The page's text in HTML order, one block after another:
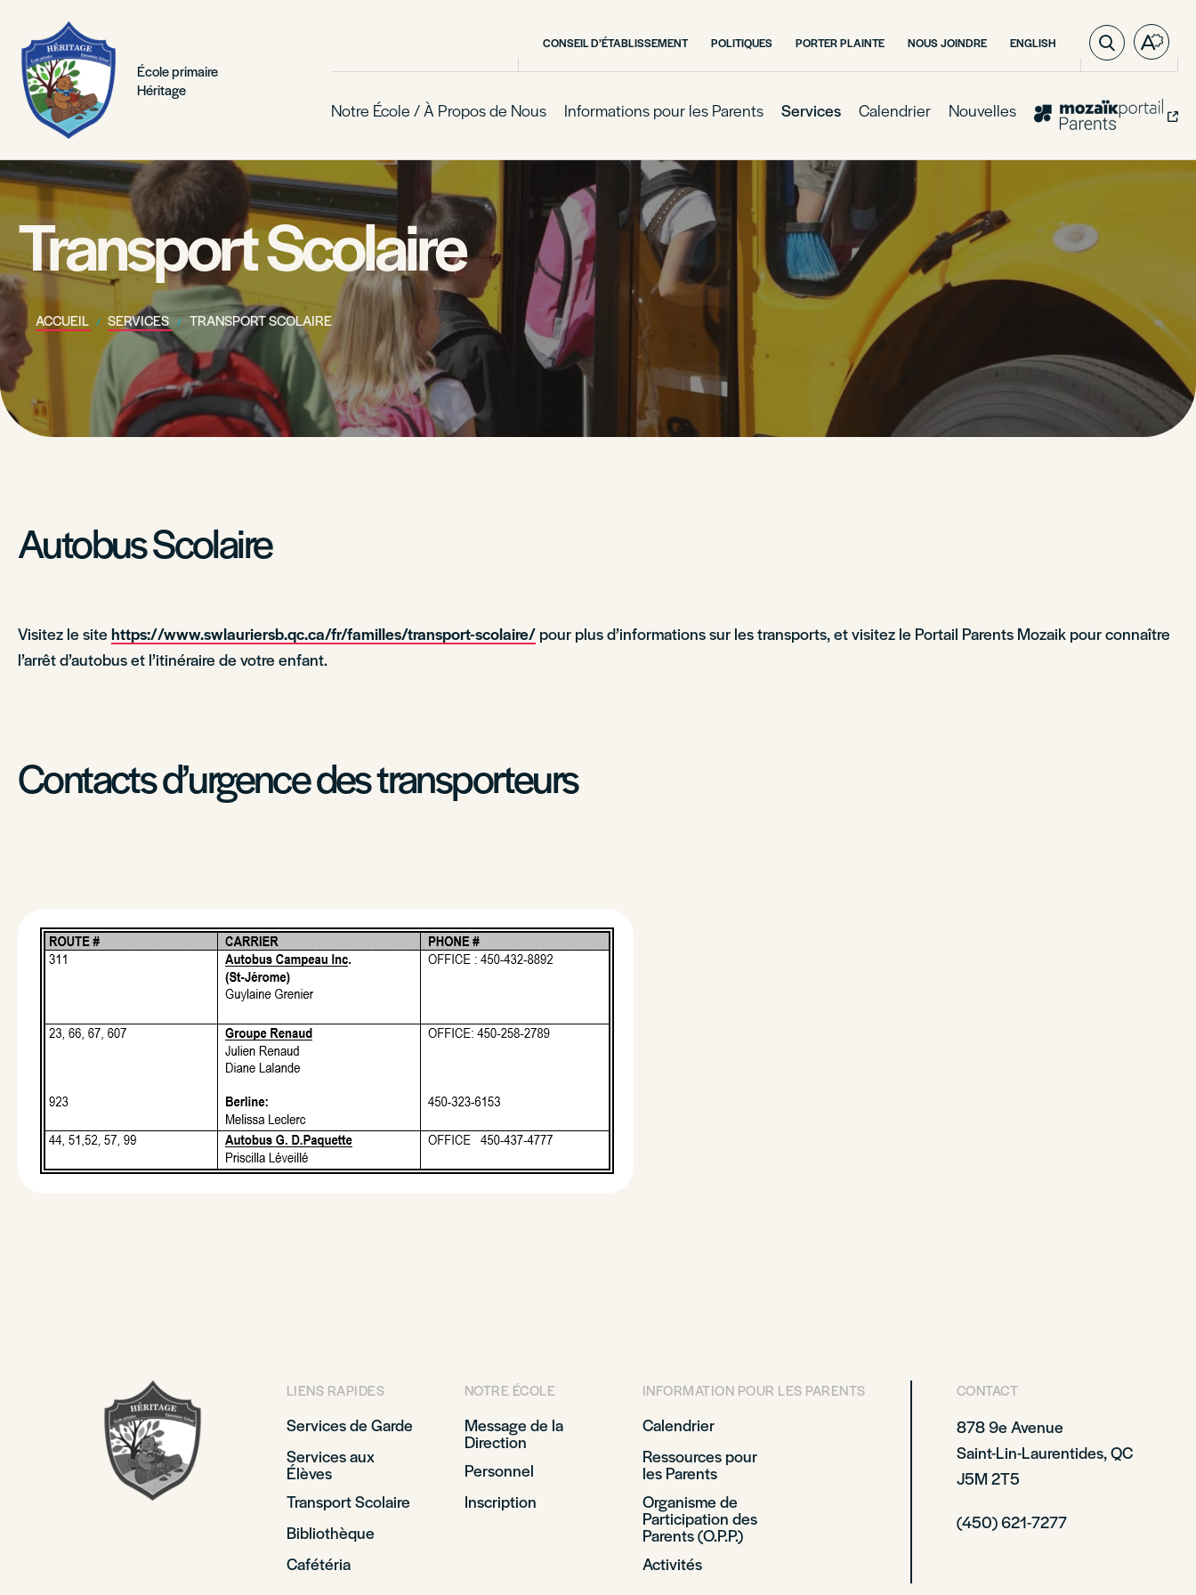
École primaire
Héritage
CONSEIL D’ÉTABLISSEMENT POLITIQUES PORTER PLAINTE NOUS JOINDRE ENGLISHVISITER
PAGE
ENGLISH.
la
Notre École / À Propos de Nous Informations pour les Parents Services Calendrier Nouvelles
Transport Scolaire
ACCUEIL SERVICES TRANSPORT SCOLAIRE
Autobus Scolaire
Visitez le site https://www.swlauriersb.qc.ca/fr/familles/transport-scolaire/ pour plus d’informations sur les transports, et visitez le Portail Parents Mozaik pour connaître
l’arrêt d’autobus et l’itinéraire de votre enfant.
Contacts d’urgence des transporteurs
LIENS RAPIDES
Services de Garde
Services aux
Élèves
Transport Scolaire
Bibliothèque
Cafétéria
NOTRE ÉCOLE
Message de la
Direction
Personnel
Inscription
INFORMATION POUR LES PARENTS
Calendrier
Ressources pour
les Parents
Organisme de
Participation des
Parents (O.P.P.)
Activités
CONTACT
878 9e Avenue
Saint-Lin-Laurentides, QC
J5M 2T5
(450) 621-7277